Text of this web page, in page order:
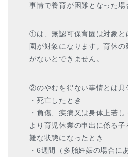
事情で養育が困難となった場
①は、無認可保育園は対象と
園が対象になります。育休
がないとできません。
②のやむを得ない事情とは具
・死亡したとき
・負傷、疾病又は身体上若
より育児休業の申出に係る
難な状態になったとき
・6週間（多胎妊娠の場合に